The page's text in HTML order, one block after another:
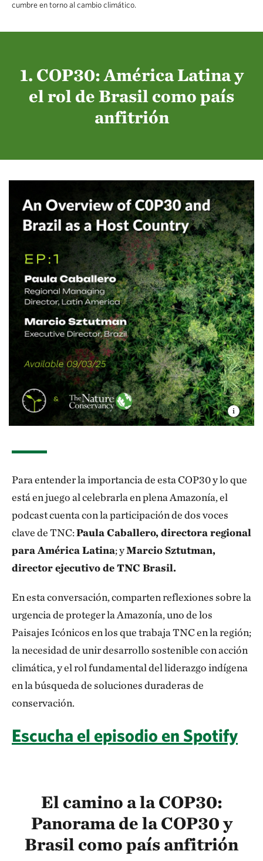
cumbre en torno al cambio climático.
1. COP30: América Latina y
el rol de Brasil como país
anfitrión
Para entender la importancia de esta COP30 y lo que
está en juego al celebrarla en plena Amazonía, el
podcast cuenta con la participación de dos voces
clave de TNC:Paula Caballero, directora regional
para América Latina; yMarcio Sztutman,
director ejecutivo de TNC Brasil.
En esta conversación, comparten reflexiones sobre la
urgencia de proteger la Amazonía, uno de los
Paisajes Icónicos en los que trabaja TNC en la región;
la necesidad de unir desarrollo sostenible con acción
climática, y el rol fundamental del liderazgo indígena
en la búsqueda de soluciones duraderas de
conservación.
Escucha el episodio en Spotify
El camino a la COP30:
Panorama de la COP30 y
Brasil como país anfitrión